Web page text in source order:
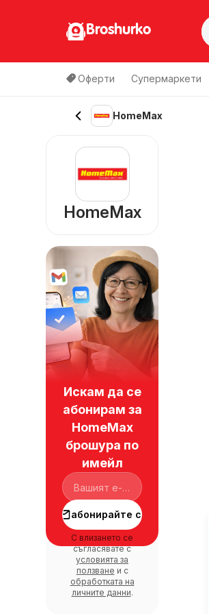
Broshurko
Оферти Супермаркети
HomeMax
HomeMax
Искам да се
абонирам за
HomeMax
брошура по
имейл
абонирайте се
С влизането се
съгласявате с
условията за
ползване и с
обработката на
личните данни.